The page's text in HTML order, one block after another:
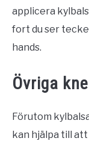
applicera
fort du ser
hands.
Övriga
Förutom
kan hjälpa till